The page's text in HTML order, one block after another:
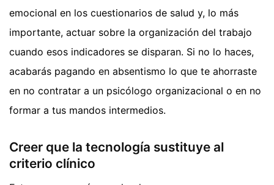
emocional en los cuestionarios de salud y, lo más
importante, actuar sobre la organización del trabajo
cuando esos indicadores se disparan. Si no lo haces,
acabarás pagando en absentismo lo que te ahorraste
en no contratar a un psicólogo organizacional o en no
formar a tus mandos intermedios.
Creer que la tecnología sustituye al
criterio clínico